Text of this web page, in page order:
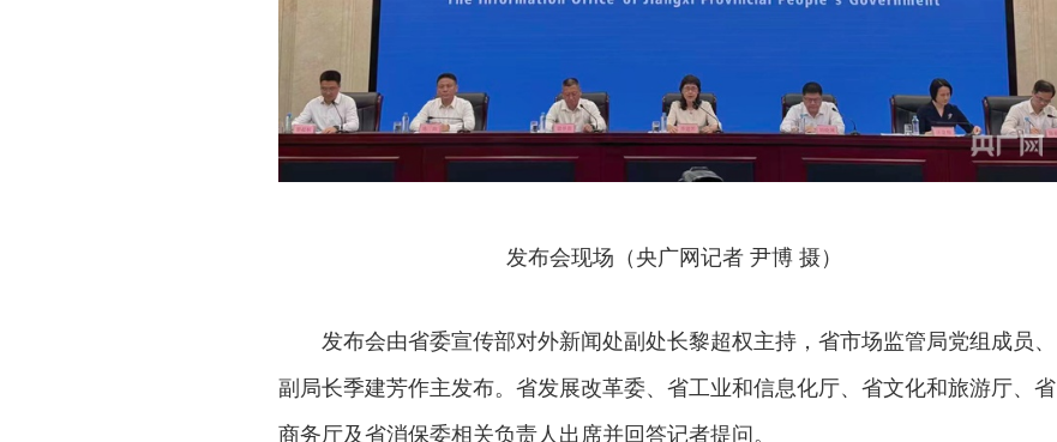
发布会现场（央广网记者 尹博 摄）
发布会由省委宣传部对外新闻处副处长黎超权主持，省市场监管局党组成员、
副局长季建芳作主发布。省发展改革委、省工业和信息化厅、省文化和旅游厅、省
商务厅及省消保委相关负责人出席并回答记者提问。